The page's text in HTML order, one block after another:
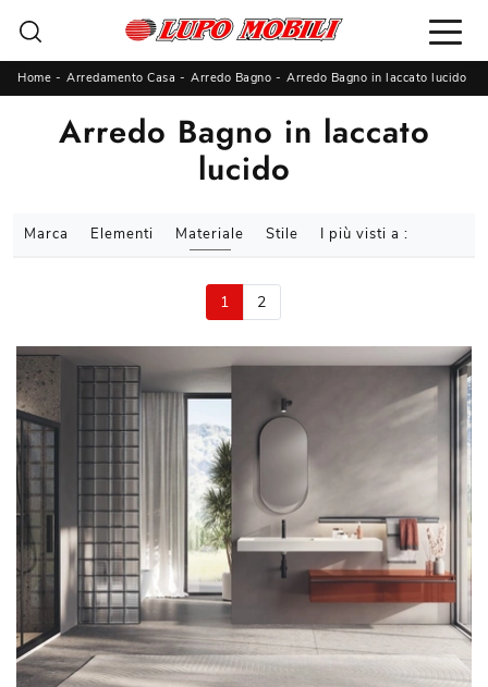
Home - Arredamento Casa - Arredo Bagno - Arredo Bagno in laccato lucido
Arredo Bagno in laccato
lucido
Marca Elementi Materiale Stile I più visti a :
1 2